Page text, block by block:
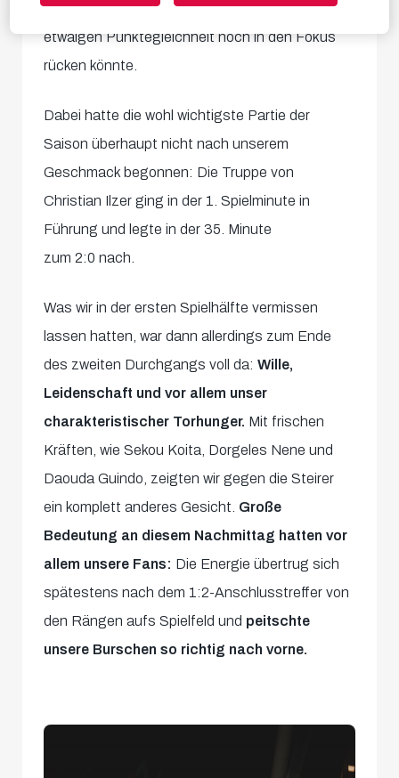
uns,was im Meisterschaftsrennen bei einer
etwaigen Punktegleichheit noch in den Fokus
rücken könnte.
Dabei hatte die wohl wichtigste Partie der
Saison überhaupt nicht nach unserem
Geschmack begonnen: Die Truppe von
Christian Ilzer ging in der 1. Spielminute in
Führung und legte in der 35. Minute
zum 2:0 nach.
Was wir in der ersten Spielhälfte vermissen
lassen hatten, war dann allerdings zum Ende
des zweiten Durchgangs voll da:Wille,
Leidenschaft und vor allem unser
charakteristischer Torhunger. Mit frischen
Kräften, wie Sekou Koita, Dorgeles Nene und
Daouda Guindo, zeigten wir gegen die Steirer
ein komplett anderes Gesicht. Große
Bedeutung an diesem Nachmittag hatten vor
allem unsere Fans: Die Energie übertrug sich
spätestens nach dem 1:2-Anschlusstreffer von
den Rängen aufs Spielfeld und peitschte
unsere Burschen so richtig nach vorne.